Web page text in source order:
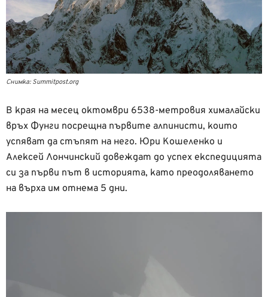
Снимка: Summitpost.org
В края на месец октомври 6538-метровия хималайски
връх Фунги посрещна първите алпинисти, които
успяват да стъпят на него. Юри Кошеленко и
Алексей Лончинский довеждат до успех експедицията
си за първи път в историята, като преодоляването
на върха им отнема 5 дни.